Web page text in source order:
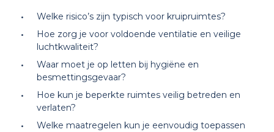
Welke risico’s zijn typisch voor kruipruimtes?
Hoe zorg je voor voldoende ventilatie en veilige
luchtkwaliteit?
Waar moet je op letten bij hygiëne en
besmettingsgevaar?
Hoe kun je beperkte ruimtes veilig betreden en
verlaten?
Welke maatregelen kun je eenvoudig toepassen